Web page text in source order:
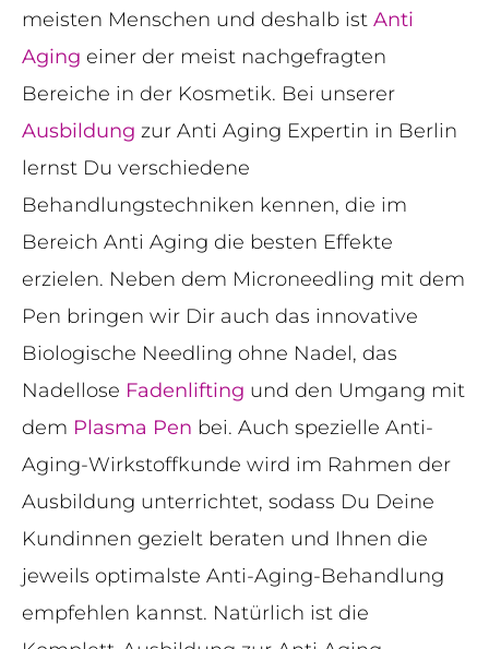
meisten Menschen und deshalb ist Anti
Aging einer der meist nachgefragten
Bereiche in der Kosmetik. Bei unserer
Ausbildung zur Anti Aging Expertin in Berlin
lernst Du verschiedene
Behandlungstechniken kennen, die im
Bereich Anti Aging die besten Effekte
erzielen. Neben dem Microneedling mit dem
Pen bringen wir Dir auch das innovative
Biologische Needling ohne Nadel, das
Nadellose Fadenlifting und den Umgang mit
dem Plasma Pen bei. Auch spezielle Anti-
Aging-Wirkstoffkunde wird im Rahmen der
Ausbildung unterrichtet, sodass Du Deine
Kundinnen gezielt beraten und Ihnen die
jeweils optimalste Anti-Aging-Behandlung
empfehlen kannst. Natürlich ist die